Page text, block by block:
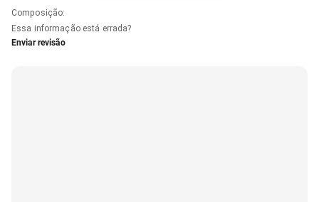
Composição:
Essa informação está errada?
Enviar revisão